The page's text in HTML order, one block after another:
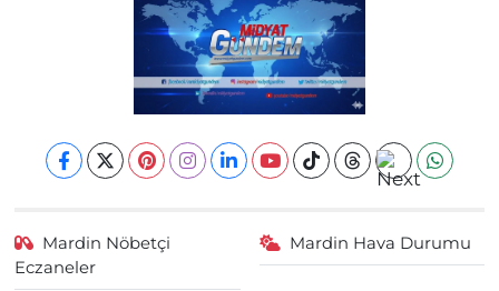
Mardin Nöbetçi
Eczaneler
Mardin Hava Durumu